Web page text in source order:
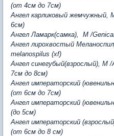
(от 4см до 7см)
Ангел карликовый жемчужный,
6см)
Ангел Ламарк(самка), M /
Ангел лирохвостый
melanospilus (xf)
Ангел синегубый(взрослый), M
7см до 8см)
Ангел императорский
(от 6см до 7см)
Ангел императорский
(до 5см)
Ангел императорский
(от 6см до 8 см)